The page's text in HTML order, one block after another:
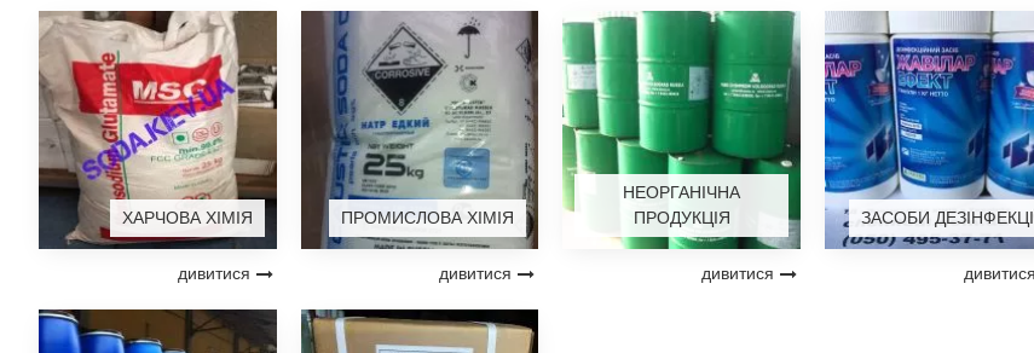
ХАРЧОВА ХІМІЯ
дивитися
ПРОМИСЛОВА ХІМІЯ
дивитися
НЕОРГАНІЧНА
ПРОДУКЦІЯ
дивитися
ЗАСОБИ
дивитися